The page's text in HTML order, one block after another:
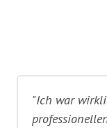
"Ich war